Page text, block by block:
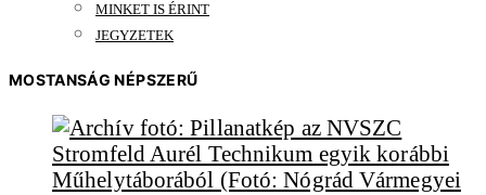
MINKET IS ÉRINT
JEGYZETEK
MOSTANSÁG NÉPSZERŰ